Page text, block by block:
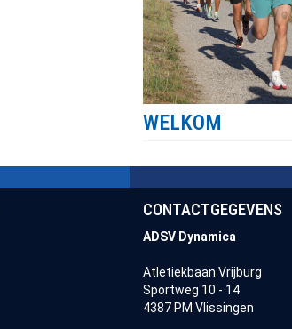
WELKOM
CONTACTGEGEVENS
ADSV Dynamica
Atletiekbaan Vrijburg
Sportweg 10 - 14
4387 PM Vlissingen